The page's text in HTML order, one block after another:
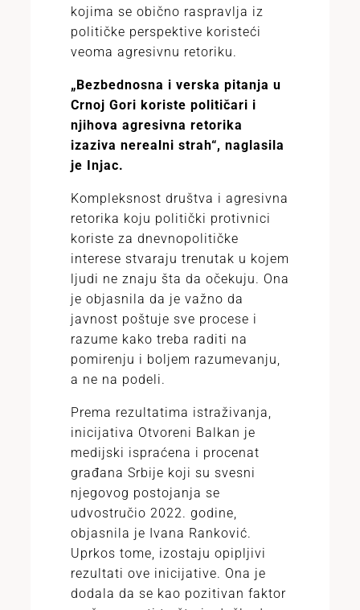
kojima se obično raspravlja iz
političke perspektive koristeći
veoma agresivnu retoriku.
„Bezbednosna i verska pitanja u
Crnoj Gori koriste političari i
njihova agresivna retorika
izaziva nerealni strah“, naglasila
je Injac.
Kompleksnost društva i agresivna
retorika koju politički protivnici
koriste za dnevnopolitičke
interese stvaraju trenutak u kojem
ljudi ne znaju šta da očekuju. Ona
je objasnila da je važno da
javnost poštuje sve procese i
razume kako treba raditi na
pomirenju i boljem razumevanju,
a ne na podeli.
Prema rezultatima istraživanja,
inicijativa Otvoreni Balkan je
medijski ispraćena i procenat
građana Srbije koji su svesni
njegovog postojanja se
udvostručio 2022. godine,
objasnila je Ivana Ranković.
Uprkos tome, izostaju opipljivi
rezultati ove inicijative. Ona je
dodala da se kao pozitivan faktor